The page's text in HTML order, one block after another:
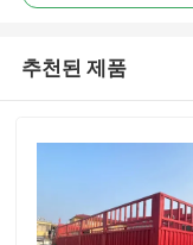
추천된 제품